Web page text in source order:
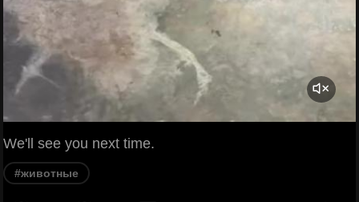
We'll see you next time.
#животные